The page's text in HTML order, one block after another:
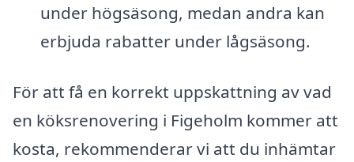
under högsäsong, medan andra kan
erbjuda rabatter under lågsäsong.
För att få en korrekt uppskattning av vad
en köksrenovering i Figeholm kommer att
kosta, rekommenderar vi att du inhämtar